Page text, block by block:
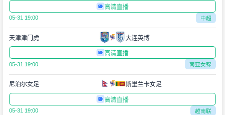
高清直播
05-31 19:00 中超
天津津门虎 大连英博
高清直播
05-31 19:00 南亚女锦
尼泊尔女足 斯里兰卡女足
高清直播
05-31 19:00 越南联